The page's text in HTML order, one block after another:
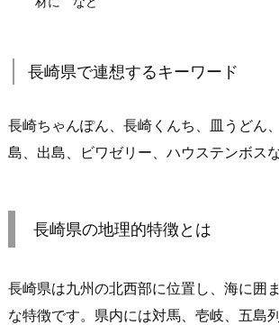
長崎県で連想するキーワード
長崎ちゃんぽん、長崎くんち、皿うどん
島、出島、ビワゼリー、ハウステンボス
長崎県の地理的特徴とは
長崎県は九州の北西部に位置し、海に囲
な特徴です。県内には対馬、壱岐、五島